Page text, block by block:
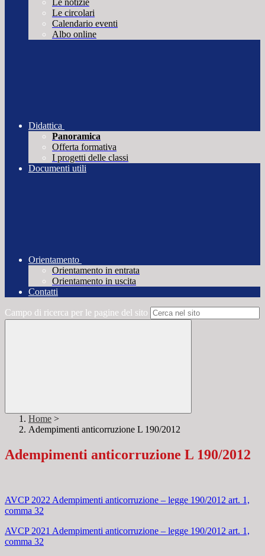
Le notizie
Le circolari
Calendario eventi
Albo online
Didattica
Panoramica
Offerta formativa
I progetti delle classi
Documenti utili
Orientamento
Orientamento in entrata
Orientamento in uscita
Contatti
Campo di ricerca per le pagine del sito
Home >
Adempimenti anticorruzione L 190/2012
Adempimenti anticorruzione L 190/2012
AVCP 2022 Adempimenti anticorruzione – legge 190/2012 art. 1,
comma 32
AVCP 2021 Adempimenti anticorruzione – legge 190/2012 art. 1,
comma 32